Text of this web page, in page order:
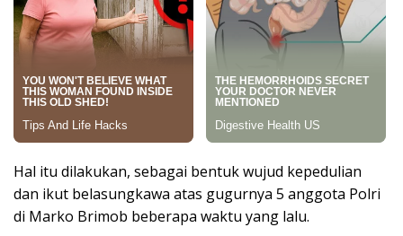
Hal itu dilakukan, sebagai bentuk wujud kepedulian
dan ikut belasungkawa atas gugurnya 5 anggota Polri
di Marko Brimob beberapa waktu yang lalu.